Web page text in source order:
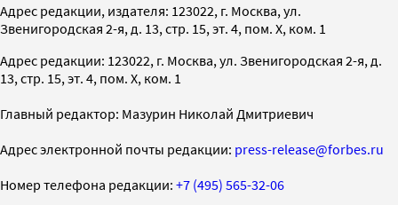
Адрес редакции, издателя: 123022, г. Москва, ул.
Звенигородская 2-я, д. 13, стр. 15, эт. 4, пом. X, ком. 1
Адрес редакции: 123022, г. Москва, ул. Звенигородская 2-я, д.
13, стр. 15, эт. 4, пом. X, ком. 1
Главный редактор: Мазурин Николай Дмитриевич
Адрес электронной почты редакции: press-release@forbes.ru
Номер телефона редакции: +7 (495) 565-32-06